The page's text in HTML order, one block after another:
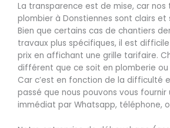
La transparence est de mise, car nos
plombier à Donstiennes sont clairs et
Bien que certains cas de chantiers
travaux plus spécifiques, il est difficile
prix en affichant une grille tarifaire.
différent que ce soit en plomberie
Car c’est en fonction de la difficulté
passé que nous pouvons vous fournir
immédiat par Whatsapp, téléphone,